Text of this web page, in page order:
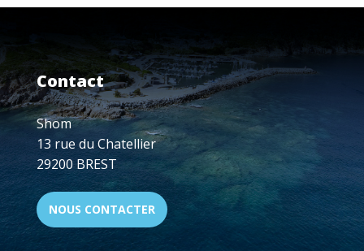
Contact
Shom
13 rue du Chatellier
29200 BREST
NOUS CONTACTER